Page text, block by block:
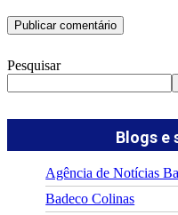
Pesquisar
Blogs e
Agência de Notícias
Badeco Colinas